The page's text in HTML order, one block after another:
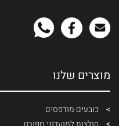
מוצרים שלנו
כובעים מודפסים